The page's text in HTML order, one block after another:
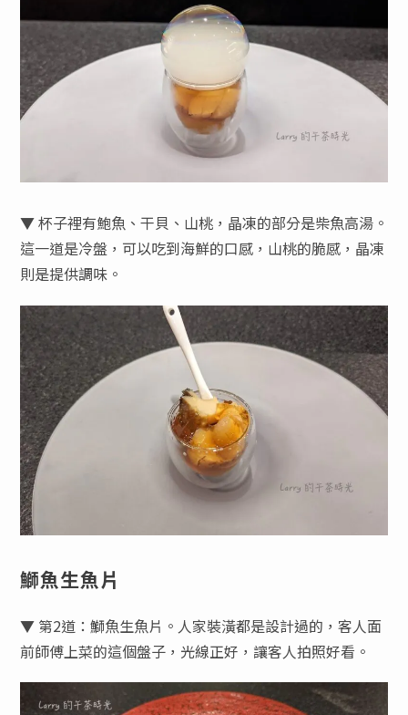
▼ 杯子裡有鮑魚、干貝、山桃，晶凍的部分是柴魚高湯。
這一道是冷盤，可以吃到海鮮的口感，山桃的脆感，晶凍
則是提供調味。
鰤魚生魚片
▼ 第2道：鰤魚生魚片。人家裝潢都是設計過的，客人面
前師傅上菜的這個盤子，光線正好，讓客人拍照好看。